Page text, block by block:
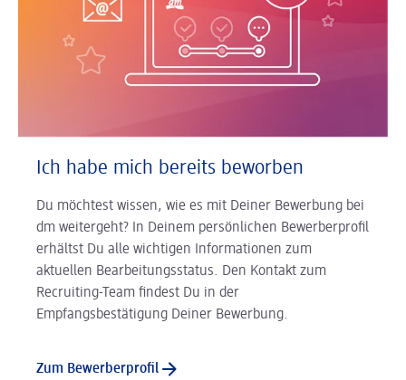
Ich habe mich bereits beworben
Du möchtest wissen, wie es mit Deiner Bewerbung bei
dm weitergeht? In Deinem persönlichen Bewerberprofil
erhältst Du alle wichtigen Informationen zum
aktuellen Bearbeitungsstatus. Den Kontakt zum
Recruiting-Team findest Du in der
Empfangsbestätigung Deiner Bewerbung.
Zum Bewerberprofil